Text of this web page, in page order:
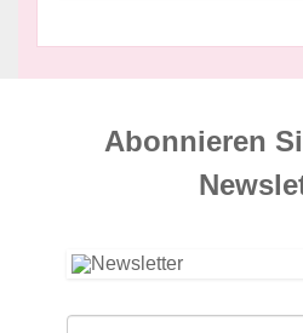
Abonnieren